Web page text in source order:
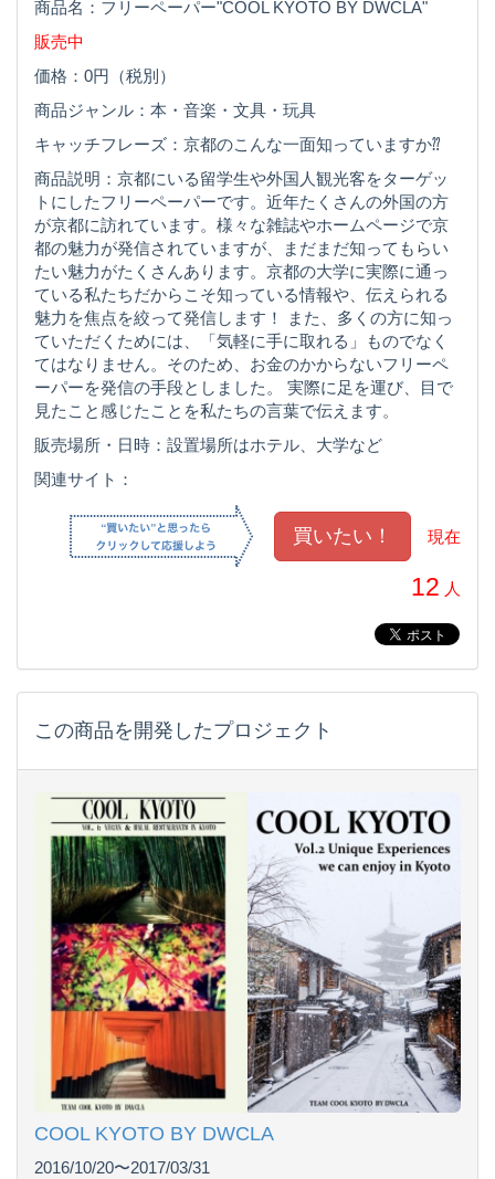
商品名：フリーペーパー"COOL KYOTO BY DWCLA"
販売中
価格：0円（税別）
商品ジャンル：本・音楽・文具・玩具
キャッチフレーズ：京都のこんな一面知っていますか⁇
商品説明：京都にいる留学生や外国人観光客をターゲッ
トにしたフリーペーパーです。近年たくさんの外国の方
が京都に訪れています。様々な雑誌やホームページで京
都の魅力が発信されていますが、まだまだ知ってもらい
たい魅力がたくさんあります。京都の大学に実際に通っ
ている私たちだからこそ知っている情報や、伝えられる
魅力を焦点を絞って発信します！ また、多くの方に知っ
ていただくためには、「気軽に手に取れる」ものでなく
てはなりません。そのため、お金のかからないフリーペ
ーパーを発信の手段としました。 実際に足を運び、目で
見たこと感じたことを私たちの言葉で伝えます。
販売場所・日時：設置場所はホテル、大学など
関連サイト：
現在
12 人
この商品を開発したプロジェクト
COOL KYOTO BY DWCLA
2016/10/20〜2017/03/31